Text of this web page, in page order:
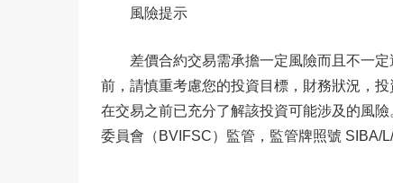
風險提示
差價合約交易需承擔一定風險而且不一
前，請慎重考慮您的投資目標，財務狀況，
在交易之前已充分了解該投資可能涉及的風
委員會（BVIFSC）監管，監管牌照號 SIBA/L/